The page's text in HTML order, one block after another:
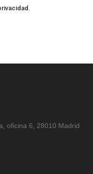
.
oficina 6, 28010 Madrid